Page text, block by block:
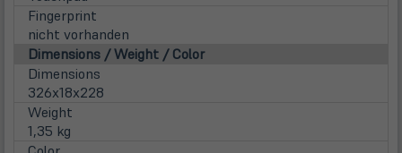
Fingerprint
nicht vorhanden
Dimensions / Weight / Color
Dimensions
326x18x228
Weight
1,35 kg